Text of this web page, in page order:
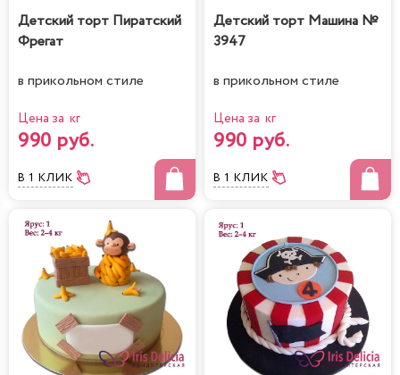
Детский торт Пиратский
Фрегат
в прикольном стиле
Цена за кг
990 руб.
В 1 КЛИК
Детский торт Машина №
3947
в прикольном стиле
Цена за кг
990 руб.
В 1 КЛИК